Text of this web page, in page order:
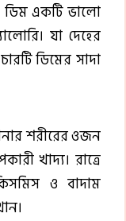
ডিম একটি ভালো
যা দেহের
ডিমের সাদা
শরীরের ওজন
খাদ্য। রাত্রে
ও বাদাম